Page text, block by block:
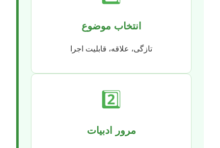
انتخاب موضوع
تازگی، علاقه، قابلیت اجرا
2️⃣
مرور ادبیات